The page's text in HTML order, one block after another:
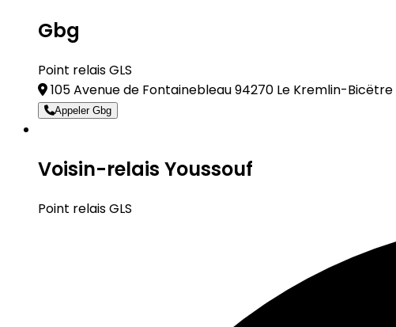
Gbg
Point relais GLS
105 Avenue de Fontainebleau 94270 Le Kremlin-Bicëtre
Appeler Gbg
Voisin-relais Youssouf
Point relais GLS